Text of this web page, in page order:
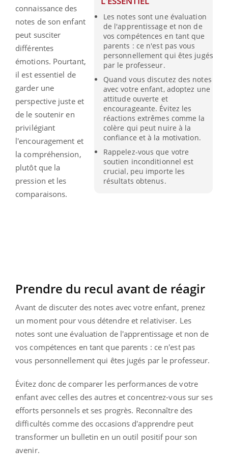
Les notes sont une évaluation
de l'apprentissage et non de
vos compétences en tant que
parents : ce n'est pas vous
personnellement qui êtes jugés
par le professeur.
Quand vous discutez des notes
avec votre enfant, adoptez une
attitude ouverte et
encourageante. Évitez les
réactions extrêmes comme la
colère qui peut nuire à la
confiance et à la motivation.
Rappelez-vous que votre
soutien inconditionnel est
crucial, peu importe les
résultats obtenus.
connaissance des
notes de son enfant
peut susciter
différentes
émotions. Pourtant,
il est essentiel de
garder une
perspective juste et
de le soutenir en
privilégiant
l'encouragement et
la compréhension,
plutôt que la
pression et les
comparaisons.
Prendre du recul avant de réagir
Avant de discuter des notes avec votre enfant, prenez
un moment pour vous détendre et relativiser. Les
notes sont une évaluation de l'apprentissage et non de
vos compétences en tant que parents : ce n'est pas
vous personnellement qui êtes jugés par le professeur.
Évitez donc de comparer les performances de votre
enfant avec celles des autres et concentrez-vous sur ses
efforts personnels et ses progrès. Reconnaître des
difficultés comme des occasions d'apprendre peut
transformer un bulletin en un outil positif pour son
avenir.